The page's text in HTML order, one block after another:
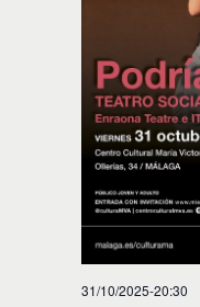
31/10/2025-20:30